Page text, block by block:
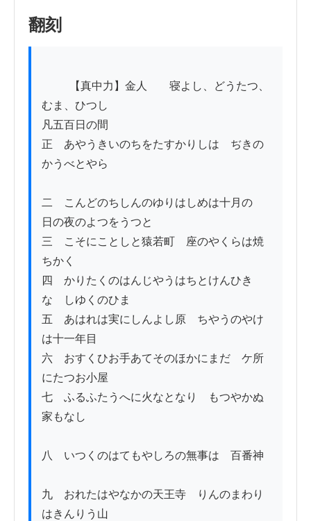
翻刻
むま、ひつし
凡五百日の間
正　あやうきいのちをたすかりしは　ぢきの
かうべとやら
二　こんどのちしんのゆりはしめは十月の
日の夜のよつをうつと
三　こそにことしと猿若町　座のやくらは焼
ちかく
四　かりたくのはんじやうはちとけんひき
な　しゆくのひま
五　あはれは実にしんよし原　ちやうのやけ
は十一年目
六　おすくひお手あてそのほかにまだ　ケ所
にたつお小屋
七　ふるふたうへに火なとなり　もつやかぬ
家もなし
八　いつくのはてもやしろの無事は　百番神
九　おれたはやなかの天王寺　りんのまわり
はきんりう山